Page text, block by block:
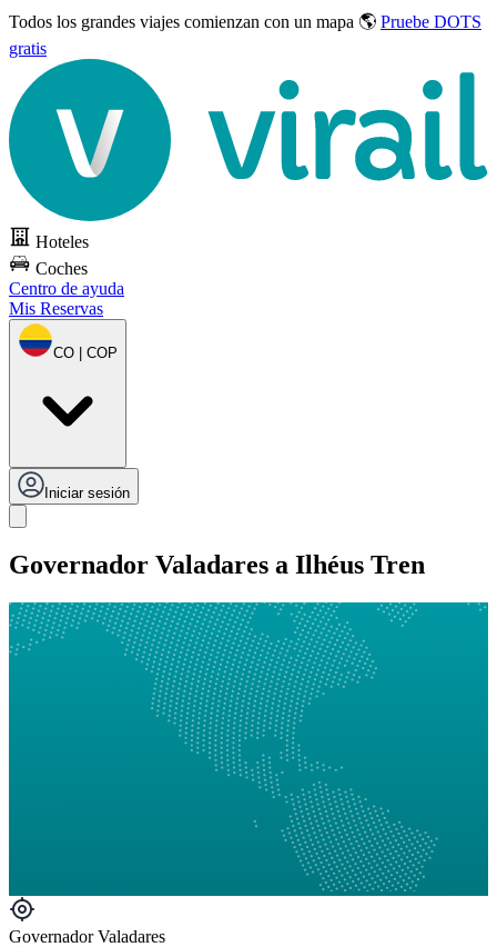
Todos los grandes viajes comienzan con un mapa 🌎 Pruebe DOTS
gratis
Hoteles
Coches
Centro de ayuda
Mis Reservas
CO | COP
Iniciar sesión
Governador Valadares a Ilhéus Tren
Governador Valadares